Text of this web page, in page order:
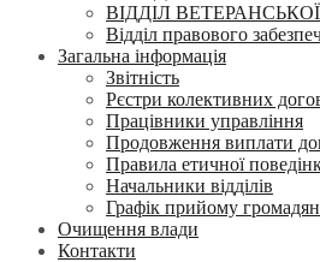
ВІДДІЛ
Відділ правового
Загальна інформація
Звітність
Рєстри колективних
Працівники управління
Продовження виплати
Правила етичної
Начальники відділів
Графік прийому громадян
Очищення влади
Контакти